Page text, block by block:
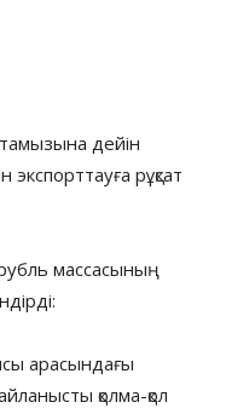
дейін
экспорттауға рұқсат
массасының
арасындағы
қолма-қол